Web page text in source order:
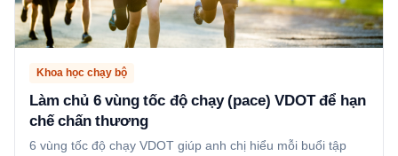
Khoa học chạy bộ
Làm chủ 6 vùng tốc độ chạy (pace) VDOT để hạn
chế chấn thương
6 vùng tốc độ chạy VDOT giúp anh chị hiểu mỗi buổi tập